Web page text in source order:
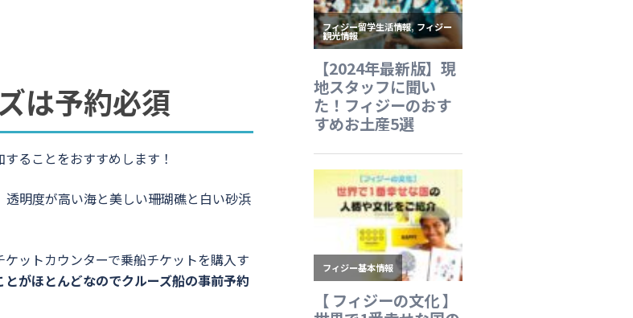
は予約必須
ることをおすすめします！
透明度が高い海と美しい珊瑚礁と白い砂浜
ットカウンターで乗船チケットを購入す
がほとんどなのでクルーズ船の事前予約